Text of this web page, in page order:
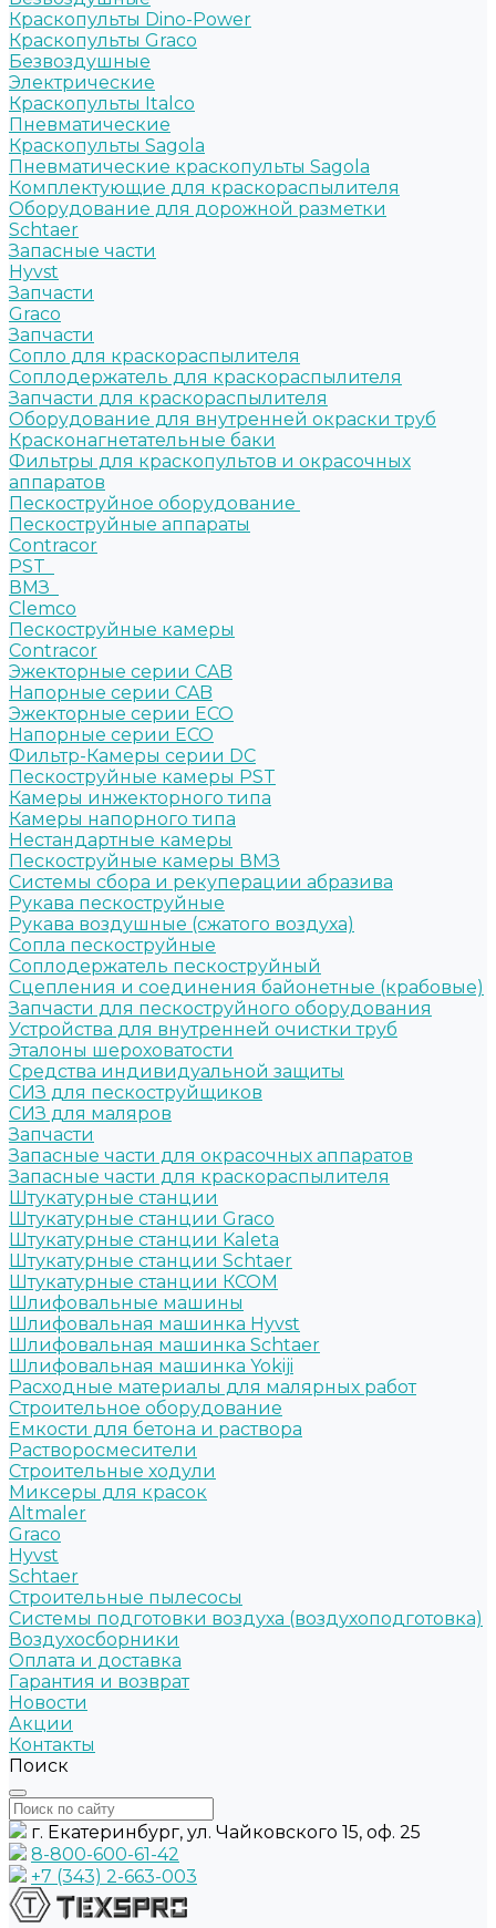
Краскопульты Dino-Power
Краскопульты Graco
Безвоздушные
Электрические
Краскопульты Italco
Пневматические
Краскопульты Sagola
Пневматические краскопульты Sagola
Комплектующие для краскораспылителя
Оборудование для дорожной разметки
Schtaer
Запасные части
Hyvst
Запчасти
Graco
Запчасти
Сопло для краскораспылителя
Соплодержатель для краскораспылителя
Запчасти для краскораспылителя
Оборудование для внутренней окраски труб
Красконагнетательные баки
Фильтры для краскопультов и окрасочных
аппаратов
Пескоструйное оборудование
Пескоструйные аппараты
Contracor
PST
ВМЗ
Clemco
Пескоструйные камеры
Contracor
Эжекторные серии CAB
Напорные серии CAB
Эжекторные серии ECO
Напорные серии ECO
Фильтр-Камеры серии DC
Пескоструйные камеры PST
Камеры инжекторного типа
Камеры напорного типа
Нестандартные камеры
Пескоструйные камеры ВМЗ
Системы сбора и рекуперации абразива
Рукава пескоструйные
Рукава воздушные (сжатого воздуха)
Сопла пескоструйные
Соплодержатель пескоструйный
Сцепления и соединения байонетные (крабовые)
Запчасти для пескоструйного оборудования
Устройства для внутренней очистки труб
Эталоны шероховатости
Средства индивидуальной защиты
СИЗ для пескоструйщиков
СИЗ для маляров
Запчасти
Запасные части для окрасочных аппаратов
Запасные части для краскораспылителя
Штукатурные станции
Штукатурные станции Graco
Штукатурные станции Kaleta
Штукатурные станции Schtaer
Штукатурные станции КСОМ
Шлифовальные машины
Шлифовальная машинка Hyvst
Шлифовальная машинка Schtaer
Шлифовальная машинка Yokiji
Расходные материалы для малярных работ
Строительное оборудование
Емкости для бетона и раствора
Растворосмесители
Строительные ходули
Миксеры для красок
Altmaler
Graco
Hyvst
Schtaer
Строительные пылесосы
Системы подготовки воздуха (воздухоподготовка)
Воздухосборники
Оплата и доставка
Гарантия и возврат
Новости
Акции
Контакты
Поиск
г. Екатеринбург, ул. Чайковского 15, оф. 25
8-800-600-61-42
+7 (343) 2-663-003